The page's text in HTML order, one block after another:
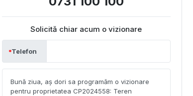
Solicită chiar acum o vizionare
Telefon